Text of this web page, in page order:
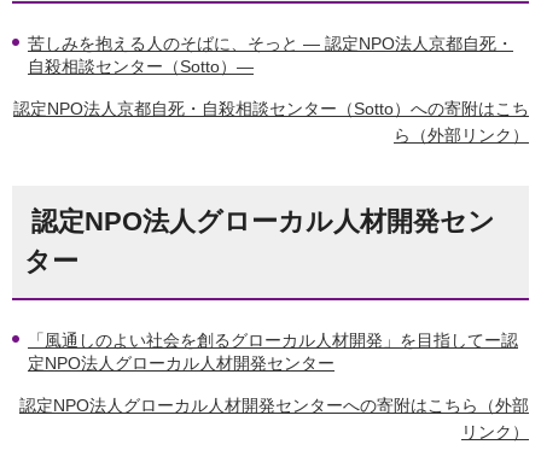
苦しみを抱える人のそばに、そっと ― 認定NPO法人京都自死・
自殺相談センター（Sotto）―
認定NPO法人京都自死・自殺相談センター（Sotto）への寄附はこち
ら（外部リンク）
認定NPO法人グローカル人材開発セン
ター
「風通しのよい社会を創るグローカル人材開発」を目指してー認
定NPO法人グローカル人材開発センター
認定NPO法人グローカル人材開発センターへの寄附はこちら（外部
リンク）